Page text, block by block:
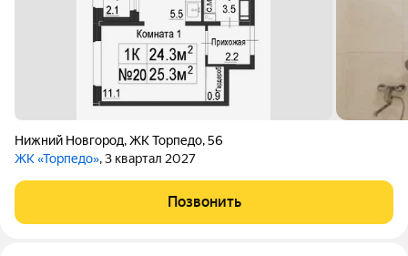
Нижний Новгород,ЖК Торпедо,56
ЖК «Торпедо», 3 квартал 2027
Позвонить